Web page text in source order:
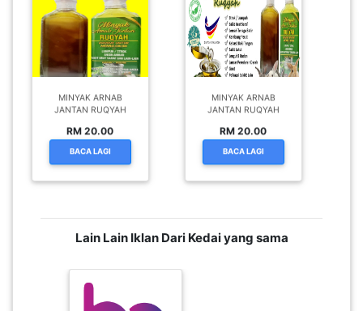
MINYAK ARNAB
JANTAN RUQYAH
RM 20.00
BACA LAGI
MINYAK ARNAB
JANTAN RUQYAH
RM 20.00
BACA LAGI
Lain Lain Iklan Dari Kedai yang sama